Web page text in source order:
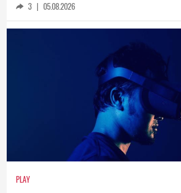
3 | 05.08.2026
PLAY